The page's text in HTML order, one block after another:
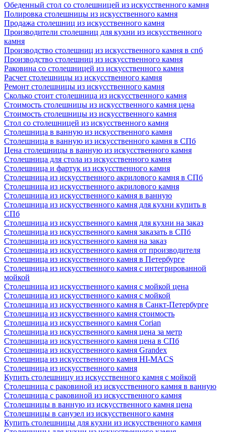
Обеденный стол со столешницей из искусственного камня
Полировка столешницы из искусственного камня
Продажа столешниц из искусственного камня
Производители столешниц для кухни из искусственного
камня
Производство столешниц из искусственного камня в спб
Производство столешниц из искусственного камня
Раковина со столешницей из искусственного камня
Расчет столешницы из искусственного камня
Ремонт столешницы из искусственного камня
Сколько стоит столешница из искусственного камня
Стоимость столешницы из искусственного камня цена
Стоимость столешницы из искусственного камня
Стол со столешницей из искусственного камня
Столешница в ванную из искусственного камня
Столешница в ванную из искусственного камня в СПб
Цена столешницы в ванную из искусственного камня
Столешница для стола из искусственного камня
Столешница и фартук из искусственного камня
Столешница из искусственного акрилового камня в СПб
Столешница из искусственного акрилового камня
Столешница из искусственного камня в ванную
Столешница из искусственного камня для кухни купить в
СПб
Столешница из искусственного камня для кухни на заказ
Столешница из искусственного камня заказать в СПб
Столешница из искусственного камня на заказ
Столешница из искусственного камня от производителя
Столешница из искусственного камня в Петербурге
Столешница из искусственного камня с интегрированной
мойкой
Столешница из искусственного камня с мойкой цена
Столешница из искусственного камня с мойкой
Столешница из искусственного камня в Санкт-Петербурге
Столешница из искусственного камня стоимость
Столешница из искусственного камня Сorian
Столешница из искусственного камня цена за метр
Столешница из искусственного камня цена в СПб
Столешница из искусственного камня Grandex
Столешница из искусственного камня HI-MACS
Столешница из искусственного камня
Купить столешницу из искусственного камня с мойкой
Столешница с раковиной из искусственного камня в ванную
Столешница с раковиной из искусственного камня
Столешницы в ванную из искусственного камня цена
Столешницы в санузел из искусственного камня
Купить столешницы для кухни из искусственного камня